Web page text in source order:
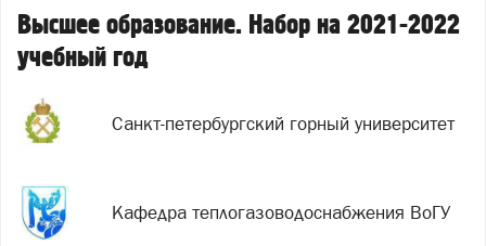
Высшее образование. Набор на 2021-2022
учебный год
Санкт-петербургский горный университет
Кафедра теплогазоводоснабжения ВоГУ